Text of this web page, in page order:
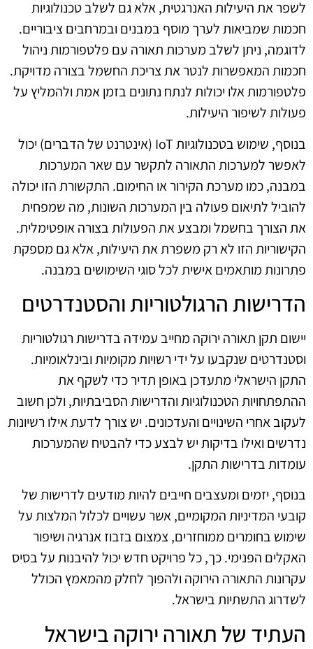
לשפר את היעילות האנרגטית, אלא גם לשלב טכנולוגיות
חכמות שמביאות לערך מוסף במבנים ובמרחבים ציבוריים.
לדוגמה, ניתן לשלב מערכות תאורה עם פלטפורמות ניהול
חכמות המאפשרות לנטר את צריכת החשמל בצורה מדויקת.
פלטפורמות אלו יכולות לנתח נתונים בזמן אמת ולהמליץ על
פעולות לשיפור היעילות.
בנוסף, שימוש בטכנולוגיות IoT (אינטרנט של הדברים) יכול
לאפשר למערכות התאורה לתקשר עם שאר המערכות
במבנה, כמו מערכת הקירור או החימום. התקשורת הזו יכולה
להוביל לתיאום פעולה בין המערכות השונות, מה שמפחית
את הצורך בחשמל ומבצע את הפעולות בצורה אופטימלית.
הקישוריות הזו לא רק משפרת את היעילות, אלא גם מספקת
פתרונות מותאמים אישית לכל סוגי השימושים במבנה.
הדרישות הרגולטוריות והסטנדרטים
יישום תקן תאורה ירוקה מחייב עמידה בדרישות רגולטוריות
וסטנדרטים שנקבעו על ידי רשויות מקומיות ובינלאומיות.
התקן הישראלי מתעדכן באופן תדיר כדי לשקף את
ההתפתחויות הטכנולוגיות והדרישות הסביבתיות, ולכן חשוב
לעקוב אחרי השינויים והעדכונים. יש צורך לדעת אילו רשיונות
נדרשים ואילו בדיקות יש לבצע כדי להבטיח שהמערכות
עומדות בדרישות התקן.
בנוסף, יזמים ומעצבים חייבים להיות מודעים לדרישות של
קובעי המדיניות המקומיים, אשר עשויים לכלול המלצות על
שימוש בחומרים ממוחזרים, צמצום בזבוז אנרגיה ושיפור
האקלים הפנימי. כך, כל פרויקט חדש יכול להיבנות על בסיס
עקרונות התאורה הירוקה ולהפוך לחלק מהמאמץ הכולל
לשדרוג התשתיות בישראל.
העתיד של תאורה ירוקה בישראל